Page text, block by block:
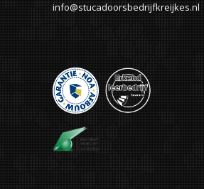
info@stucadoorsbedrijfkreijkes.nl